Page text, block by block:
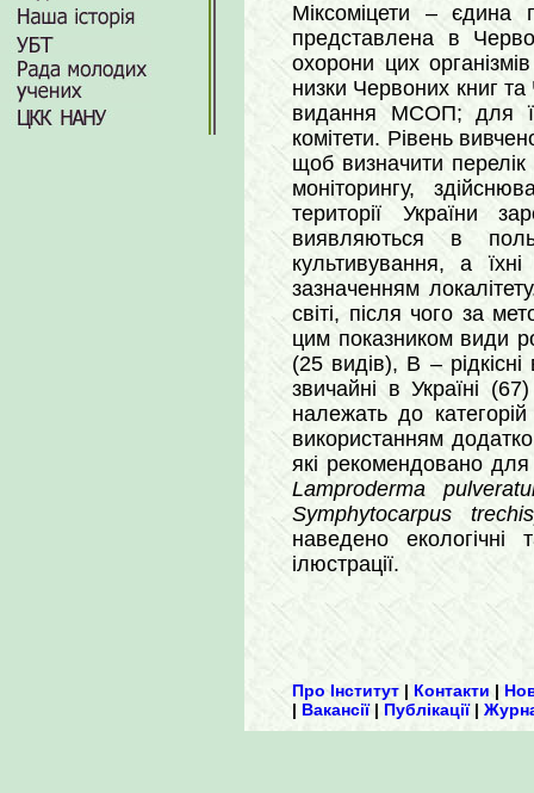
Міксоміцети – єдина
представлена в
охорони цих
низки Червоних книг та
видання МСОП; для
комітети. Рівень
щоб визначити перелік
моніторингу,
території України
виявляються в
культивування, а
зазначенням
світі, після чого за
цим показником види
(25 видів), B – рідкісні
звичайні в Україні
належать до
використанням
які рекомендовано
Lamproderma
Symphytocarpus
наведено екологічні
ілюстрації.
Про Інститут | Контакти |
| Вакансії| Публікації|